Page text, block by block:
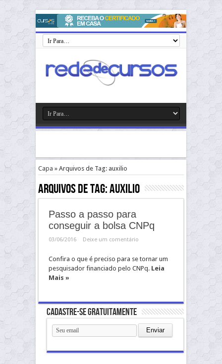
Capa » Arquivos de Tag: auxilio
Arquivos de Tag:auxilio
Passo a passo para
conseguir a bolsa CNPq
03/06/2016 Deixe um comentário
Confira o que é preciso para se tornar um
pesquisador financiado pelo CNPq. Leia
Mais »
Cadastre-se gratuitamente